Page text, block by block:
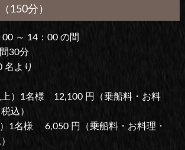
150分）
～ 14：00 の間
30分
名より
上）1名様 12,100 円（乗船料・お料
込）
1名様 6,050 円（乗船料・お料理・